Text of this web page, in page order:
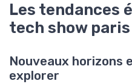
Les tendances
tech show paris
Nouveaux horizons
explorer